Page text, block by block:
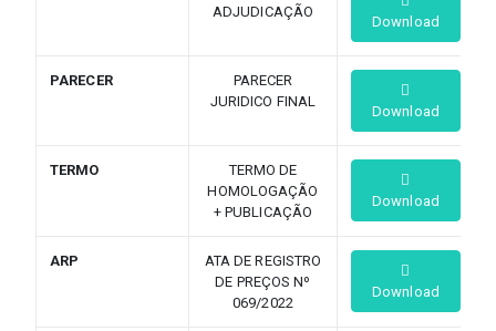
ADJUDICAÇÃO
Download
PARECER
PARECER
JURIDICO FINAL
Download
TERMO
TERMO DE
HOMOLOGAÇÃO
+ PUBLICAÇÃO
Download
ARP
ATA DE REGISTRO
DE PREÇOS Nº
069/2022
Download